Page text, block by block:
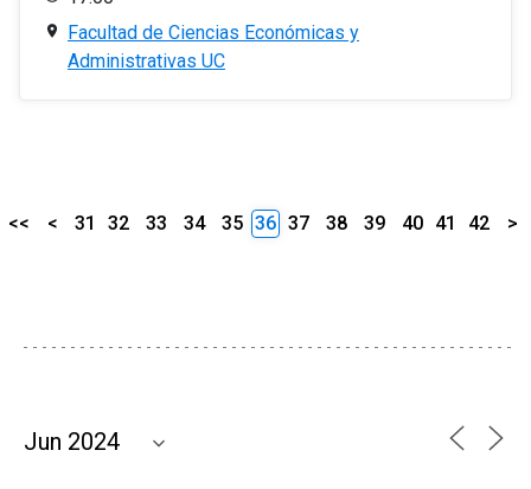
Facultad de Ciencias Económicas y
Administrativas UC
<< < 31 32 33 34 35 36 37 38 39 40 41 42 >